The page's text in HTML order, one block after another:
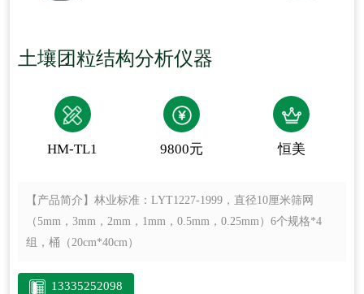
土壤团粒结构分析仪器
HM-TL1 9800元 恒美
【产品简介】 林业标准：LYT1227-1999，直径10厘米筛网
（5mm，3mm，2mm，1mm，0.5mm，0.25mm）6个规格*4
组，桶（20cm*40cm）
13335252098